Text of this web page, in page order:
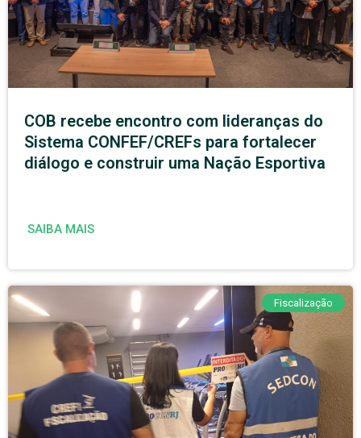
COB recebe encontro com lideranças do
Sistema CONFEF/CREFs para fortalecer
diálogo e construir uma Nação Esportiva
SAIBA MAIS
Fiscalização